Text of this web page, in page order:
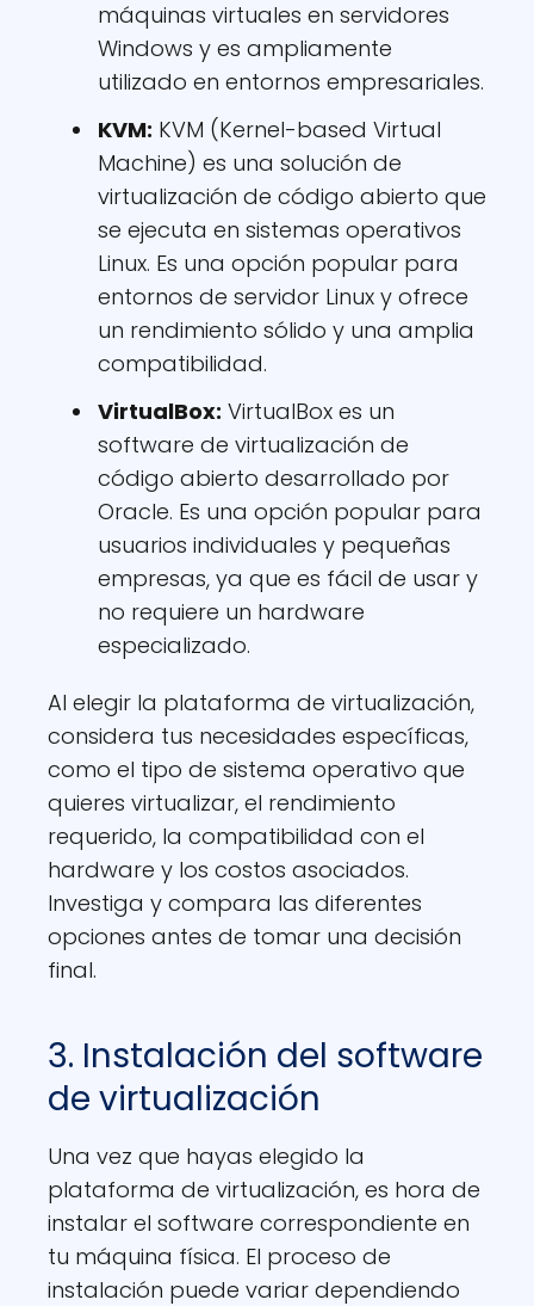
máquinas virtuales en servidores
Windows y es ampliamente
utilizado en entornos empresariales.
KVM: KVM (Kernel-based Virtual
Machine) es una solución de
virtualización de código abierto que
se ejecuta en sistemas operativos
Linux. Es una opción popular para
entornos de servidor Linux y ofrece
un rendimiento sólido y una amplia
compatibilidad.
VirtualBox: VirtualBox es un
software de virtualización de
código abierto desarrollado por
Oracle. Es una opción popular para
usuarios individuales y pequeñas
empresas, ya que es fácil de usar y
no requiere un hardware
especializado.
Al elegir la plataforma de virtualización,
considera tus necesidades específicas,
como el tipo de sistema operativo que
quieres virtualizar, el rendimiento
requerido, la compatibilidad con el
hardware y los costos asociados.
Investiga y compara las diferentes
opciones antes de tomar una decisión
final.
3. Instalación del software
de virtualización
Una vez que hayas elegido la
plataforma de virtualización, es hora de
instalar el software correspondiente en
tu máquina física. El proceso de
instalación puede variar dependiendo